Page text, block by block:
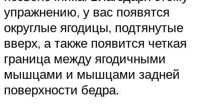
упражнению, у вас появятся
округлые ягодицы, подтянутые
вверх, а также появится четкая
граница между ягодичными
мышцами и мышцами задней
поверхности бедра.